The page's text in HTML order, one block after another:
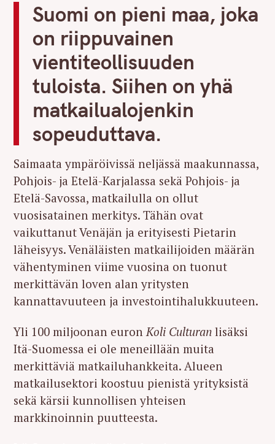
Suomi on pieni maa, joka
on riippuvainen
vientiteollisuuden
tuloista. Siihen on yhä
matkailualojenkin
sopeuduttava.
Saimaata ympäröivissä neljässä maakunnassa,
Pohjois- ja Etelä-Karjalassa sekä Pohjois- ja
Etelä-Savossa, matkailulla on ollut
vuosisatainen merkitys. Tähän ovat
vaikuttanut Venäjän ja erityisesti Pietarin
läheisyys. Venäläisten matkailijoiden määrän
vähentyminen viime vuosina on tuonut
merkittävän loven alan yritysten
kannattavuuteen ja investointihalukkuuteen.
Yli 100 miljoonan euronKoli Culturan lisäksi
Itä-Suomessa ei ole meneillään muita
merkittäviä matkailuhankkeita. Alueen
matkailusektori koostuu pienistä yrityksistä
sekä kärsii kunnollisen yhteisen
markkinoinnin puutteesta.